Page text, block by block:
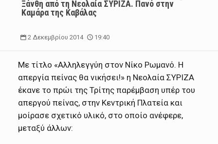
Ξάνθη από τη Νεολαία ΣΥΡΙΖΑ. Πανό στην
Καμάρα της Καβάλας
2 Δεκεμβρίου 2014 19:40
Mε τίτλο «Αλληλεγγύη στον Νίκο Ρωμανό. Η
απεργία πείνας θα νικήσει!» η Νεολαία ΣΥΡΙΖΑ
έκανε το πρώι της Τρίτης παρέμβαση υπέρ του
απεργού πείνας, στην Κεντρική Πλατεία και
μοίρασε σχετικό υλικό, στο οποίο ανέφερε,
μεταξύ άλλων: